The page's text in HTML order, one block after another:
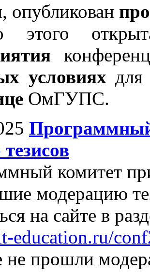
опубликован
этого
условиях для
ОмГУПС.
комитет
модерацию
на сайте в
education.ru/
не прошли